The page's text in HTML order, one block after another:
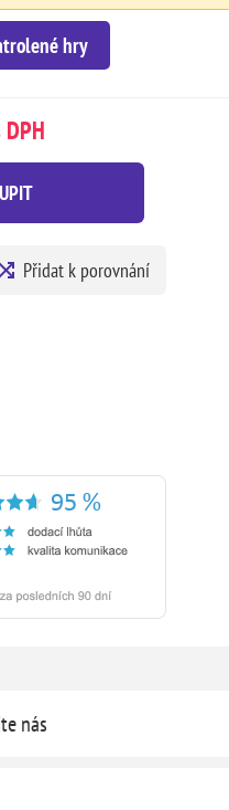
hry
Přidat k porovnání
nás